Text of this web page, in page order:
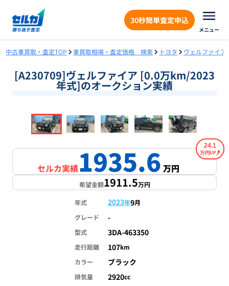
30秒簡単査定申込
メニュー
中古車買取・査定TOP 車買取相場・査定価格 検索 トヨタ ヴェルファイア
[A230709]ヴェルファイア [0.0万km/2023
年式]のオークション実績
1/18
セルカ実績1935.6万円
24.1
万円
希望金額1911.5万円
年式 2023年9月
グレード
-
型式 3DA-463350
走行距離 107km
カラー
ブラック
排気量 2920cc